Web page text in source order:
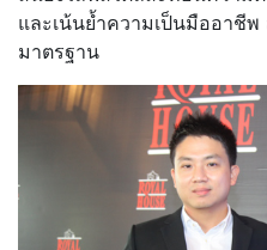
และเน้นย้ำความเป็นมืออาชี
มาตรฐาน